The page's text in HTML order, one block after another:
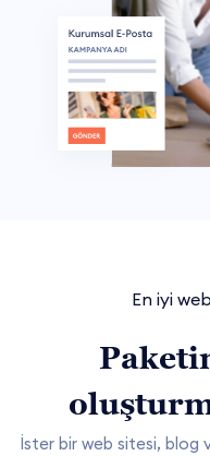
En iyi
İster bir web sitesi, blog